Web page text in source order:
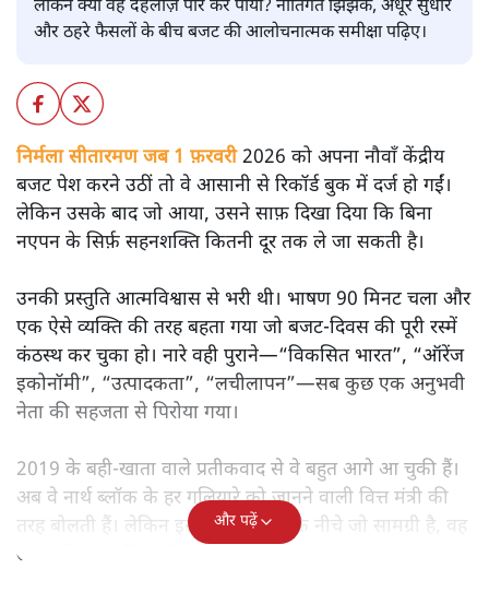
मोदी सरकार का बजट 2026 बड़े बदलाव का वादा करता दिखता है,
लेकिन क्या वह देहलीज़ पार कर पाया? नीतिगत झिझक, अधूरे सुधार
निर्मला सीतारमण जब 1 फ़रवरी2026 को अपना नौवाँ केंद्रीय
बजट पेश करने उठीं तो वे आसानी से रिकॉर्ड बुक में दर्ज हो गईं।
नएपन के सिर्फ़ सहनशक्ति कितनी दूर तक ले जा सकती है।
उनकी प्रस्तुति आत्मविश्वास से भरी थी। भाषण 90 मिनट चला और
एक ऐसे व्यक्ति की तरह बहता गया जो बजट‑दिवस की पूरी रस्में